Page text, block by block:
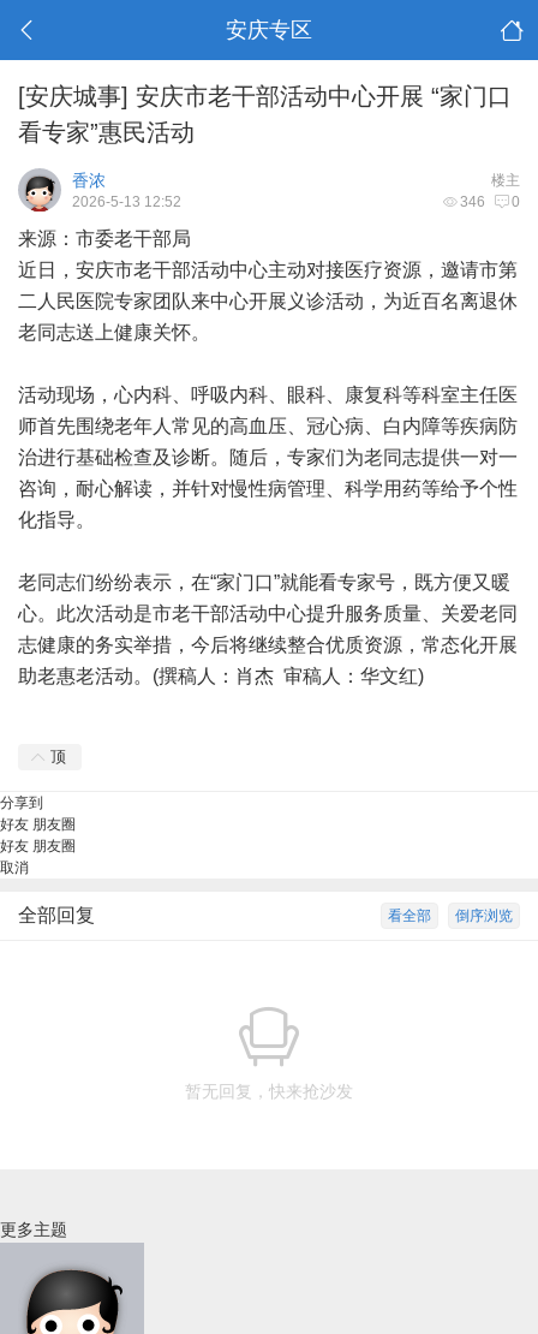
安庆专区
[安庆城事] 安庆市老干部活动中心开展 “家门口
看专家”惠民活动
楼主
香浓
346 0
2026-5-13 12:52
来源：市委老干部局
近日，安庆市老干部活动中心主动对接医疗资源，邀请市第
二人民医院专家团队来中心开展义诊活动，为近百名离退休
老同志送上健康关怀。
活动现场，心内科、呼吸内科、眼科、康复科等科室主任医
师首先围绕老年人常见的高血压、冠心病、白内障等疾病防
治进行基础检查及诊断。随后，专家们为老同志提供一对一
咨询，耐心解读，并针对慢性病管理、科学用药等给予个性
化指导。
老同志们纷纷表示，在“家门口”就能看专家号，既方便又暖
心。此次活动是市老干部活动中心提升服务质量、关爱老同
志健康的务实举措，今后将继续整合优质资源，常态化开展
助老惠老活动。(撰稿人：肖杰 审稿人：华文红)
顶
分享到
好友 朋友圈
好友 朋友圈
取消
倒序浏览
看全部
全部回复
暂无回复，快来抢沙发
更多主题